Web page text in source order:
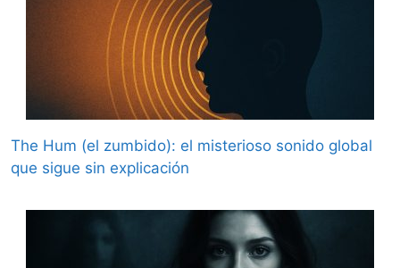
The Hum (el zumbido): el misterioso sonido global
que sigue sin explicación